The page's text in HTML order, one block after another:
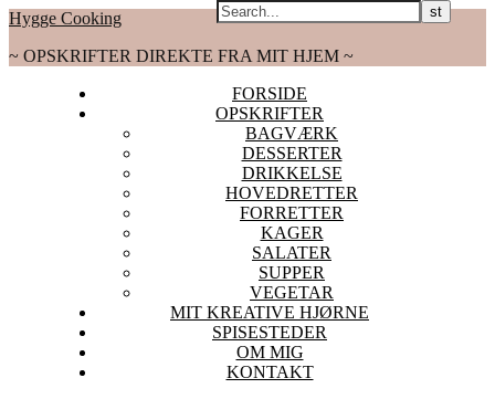
Hygge Cooking
~ OPSKRIFTER DIREKTE FRA MIT HJEM ~
FORSIDE
OPSKRIFTER
BAGVÆRK
DESSERTER
DRIKKELSE
HOVEDRETTER
FORRETTER
KAGER
SALATER
SUPPER
VEGETAR
MIT KREATIVE HJØRNE
SPISESTEDER
OM MIG
KONTAKT